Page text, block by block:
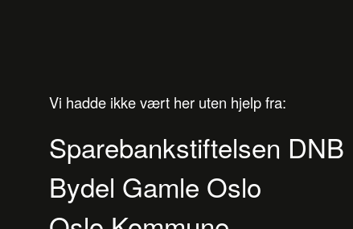
Vi hadde ikke vært her uten hjelp fra:
Sparebankstiftelsen DNB
Bydel Gamle Oslo